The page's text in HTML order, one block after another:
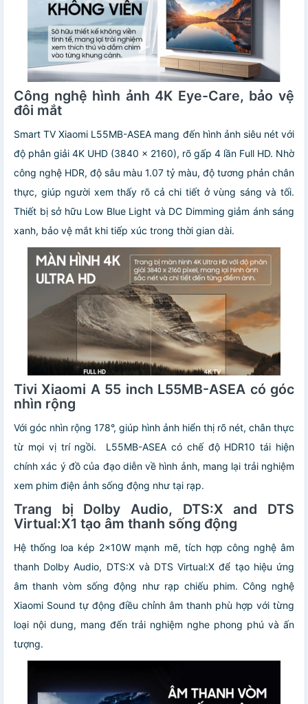
Công nghệ hình ảnh 4K Eye-Care, bảo vệ
đôi mắt
Smart TV Xiaomi L55MB-ASEA mang đến hình ảnh siêu nét với
độ phân giải 4K UHD (3840 x 2160), rõ gấp 4 lần Full HD. Nhờ
công nghệ HDR, độ sâu màu 1.07 tỷ màu, độ tương phản chân
thực, giúp người xem thấy rõ cả chi tiết ở vùng sáng và tối.
Thiết bị sở hữu Low Blue Light và DC Dimming giảm ánh sáng
xanh, bảo vệ mắt khi tiếp xúc trong thời gian dài.
Tivi Xiaomi A 55 inch L55MB-ASEA có góc
nhìn rộng
Với góc nhìn rộng 178°, giúp hình ảnh hiển thị rõ nét, chân thực
từ mọi vị trí ngồi. L55MB-ASEA có chế độ HDR10 tái hiện
chính xác ý đồ của đạo diễn về hình ảnh, mang lại trải nghiệm
xem phim điện ảnh sống động như tại rạp.
Trang bị Dolby Audio, DTS:X and DTS
Virtual:X1 tạo âm thanh sống động
Hệ thống loa kép 2x10W mạnh mẽ, tích hợp công nghệ âm
thanh Dolby Audio, DTS:X và DTS Virtual:X để tạo hiệu ứng
âm thanh vòm sống động như rạp chiếu phim. Công nghệ
Xiaomi Sound tự động điều chỉnh âm thanh phù hợp với từng
loại nội dung, mang đến trải nghiệm nghe phong phú và ấn
tượng.